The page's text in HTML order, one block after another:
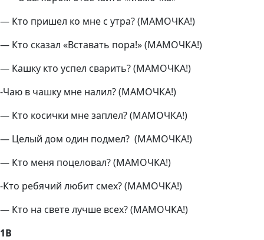
— Кто пришел ко мне с утра? (МАМОЧКА!)
— Кто сказал «Вставать пора!» (МАМОЧКА!)
— Кашку кто успел сварить? (МАМОЧКА!)
-Чаю в чашку мне налил? (МАМОЧКА!)
— Кто косички мне заплел? (МАМОЧКА!)
— Целый дом один подмел? (МАМОЧКА!)
— Кто меня поцеловал? (МАМОЧКА!)
-Кто ребячий любит смех? (МАМОЧКА!)
— Кто на свете лучше всех? (МАМОЧКА!)
1В